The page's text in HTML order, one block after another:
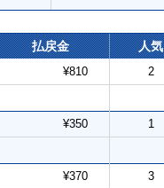
払戻金 人気
¥810 2
¥350 1
¥370 3